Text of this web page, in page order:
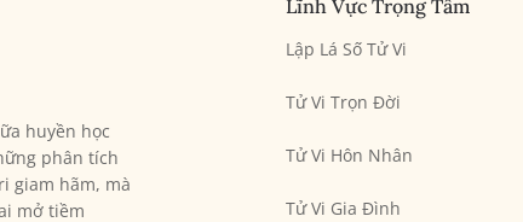
huyền học
phân tích
giam hãm, mà
mở tiềm
Lĩnh Vực Trọng Tâm
Lập Lá Số Tử Vi
Tử Vi Trọn Đời
Tử Vi Hôn Nhân
Tử Vi Gia Đình